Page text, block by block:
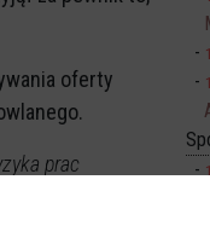
oferty
prac
prac, a